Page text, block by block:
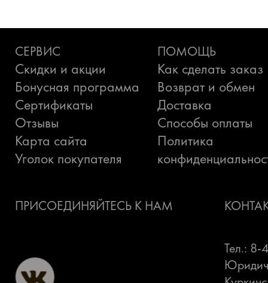
СЕРВИС
Скидки и акции
Бонусная программа
Сертификаты
Отзывы
Карта сайта
Уголок покупателя
ПОМОЩЬ
Как сделать заказ
Возврат и обмен
Доставка
Способы оплаты
Политика
ПРИСОЕДИНЯЙТЕСЬ К НАМ
Тел.: 8-